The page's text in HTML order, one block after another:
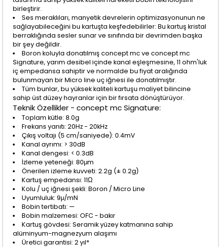
birleştirir.
Ses meraklıları, manyetik devrelerin optimizasyonunun ne
sağlayabileceğini bu kartuşta keşfedebilirler: Bu kartuş kristal
berraklığında sesler sunar ve sınıfında bir devrimden başka
bir şey değildir.
Boron koluyla donatılmış concept mc ve concept mc
Signature, yarım desibel içinde kanal eşleşmesine, 11 ohm'luk
iç empedansa sahiptir ve normalde bu fiyat aralığında
bulunmayan bir Micro line uç iğnesi ile donatılmıştır.
Tüm bunlar, bu yüksek kaliteli kartuşu maliyet bilincine
sahip üst düzey hayranlar için bir fırsata dönüştürüyor.
Teknik Özellikler - concept mc Signature:
Toplam kütle: 8.0g
Frekans yanıtı: 20Hz - 20kHz
Çıkış voltajı (5 cm/saniyede): 0.4mV
Kanal ayrımı: > 30dB
Kanal dengesi: < 0.3dB
İzleme yeteneği: 80μm
Önerilen izleme kuvveti: 2.2g (± 0.2g)
Kartuş empedansı: 11Ω
Kolu / uç iğnesi şekli: Boron / Micro Line
Uyumluluk: 9μ/mN
Bobin tertibatı: —
Bobin malzemesi: OFC - bakır
Kartuş gövdesi: Seramik yüzey katmanına sahip
alüminyum-magnezyum alaşımı
Üretici garantisi: 2 yıl*